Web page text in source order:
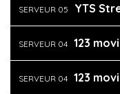
SERVEUR 05 YTS
SERVEUR 04 123
SERVEUR 04 123